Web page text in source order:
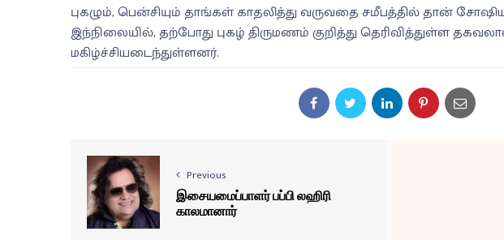
புகழும், பென்சியும் தாங்கள் காதலித்து வருவதை சமீபத்தில் தான்
இந்நிலையில், தற்போது புகழ் திருமணம் குறித்து தெரிவித்துள்ள
மகிழ்ச்சியடைந்துள்ளனர்.
Previous
இசையமைப்பாளர் பப்பி லஹிரி
காலமானார்